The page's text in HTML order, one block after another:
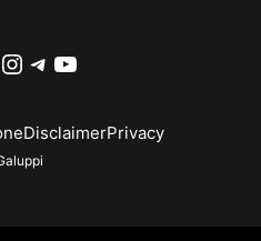
Instagram
Telegram
YouTube
DisclaimerPrivacy